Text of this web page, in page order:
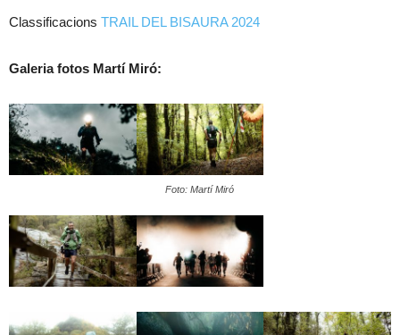
Classificacions TRAIL DEL BISAURA 2024
Galeria fotos Martí Miró:
Foto: Martí Miró